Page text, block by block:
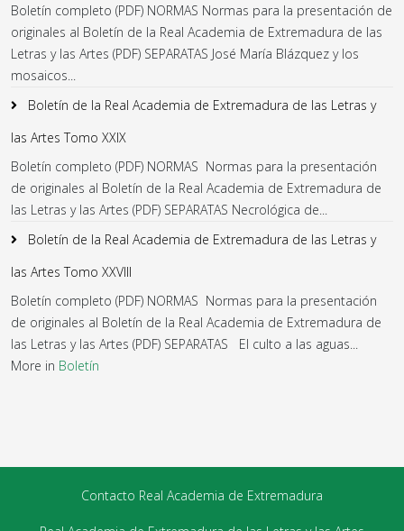
Boletín completo (PDF) NORMAS Normas para la presentación de
originales al Boletín de la Real Academia de Extremadura de las
Letras y las Artes (PDF) SEPARATAS José María Blázquez y los
mosaicos...
Boletín de la Real Academia de Extremadura de las Letras y
las Artes Tomo XXIX
Boletín completo (PDF) NORMAS Normas para la presentación
de originales al Boletín de la Real Academia de Extremadura de
las Letras y las Artes (PDF) SEPARATAS Necrológica de...
Boletín de la Real Academia de Extremadura de las Letras y
las Artes Tomo XXVIII
Boletín completo (PDF) NORMAS Normas para la presentación
de originales al Boletín de la Real Academia de Extremadura de
las Letras y las Artes (PDF) SEPARATAS El culto a las aguas...
More in Boletín
Contacto Real Academia de Extremadura